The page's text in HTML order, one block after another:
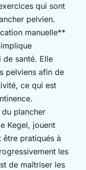
qui sont
pelvien.
manuelle**
santé. Elle
pelviens afin de
ce qui est
plancher
Kegel, jouent
être pratiqués à
les
de maîtriser les